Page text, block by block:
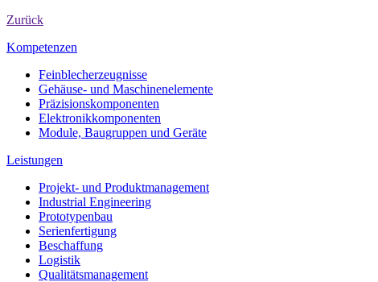
Zurück
Kompetenzen
Feinblecherzeugnisse
Gehäuse- und Maschinenelemente
Präzisionskomponenten
Elektronikkomponenten
Module, Baugruppen und Geräte
Leistungen
Projekt- und Produktmanagement
Industrial Engineering
Prototypenbau
Serienfertigung
Beschaffung
Logistik
Qualitätsmanagement